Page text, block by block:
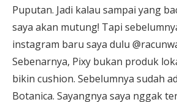
Puputan. Jadi kalau sampai yang
saya akan mutung! Tapi
instagram baru saya dulu
Sebenarnya, Pixy bukan produk
bikin cushion. Sebelumnya sudah
Botanica. Sayangnya saya nggak